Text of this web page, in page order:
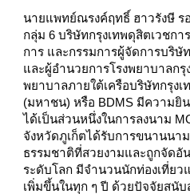
นายแพทย์ณรงค์ฤทธิ์ ฮาวรังษี ร
กลุ่ม 6 บริษัทกรุงเทพดุสิตเวชก
การ และกรรมการผู้จัดการบริษั
และผู้อำนวยการโรงพยาบาลกรุ
พยาบาลภายใต้เครือบริษัทกรุงเ
(มหาชน) หรือ BDMS มีความยิ
ได้เป็นส่วนหนึ่งในการลงนาม
จังหวัดภูเก็ตได้รับการขนานนา
ธรรมชาติที่สวยงามและถูกจัดอั
ระดับโลก มีจำนวนนักท่องเที่ยว
เพิ่มขึ้นในทุก ๆ ปี ด้วยปัจจัยสนั